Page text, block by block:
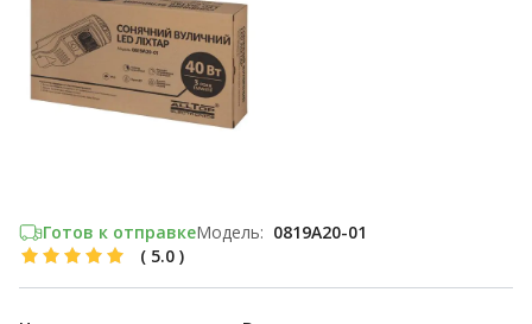
Готов к отправкеМодель: 0819А20-01
( 5.0 )